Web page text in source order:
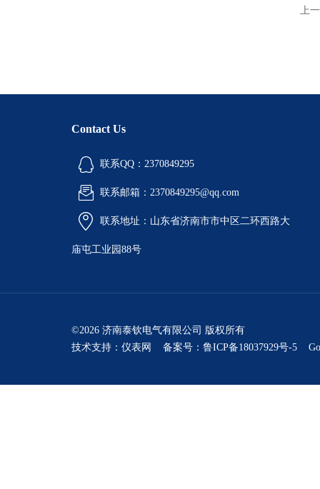
上
Contact Us
联系QQ：2370849295
联系邮箱：2370849295@qq.com
联系地址：山东省济南市市中区二环西路大
庙屯工业园88号
©2026 济南泰钦电气有限公司 版权所有
技术支持： 仪表网 备案号：鲁ICP备18037929号-5